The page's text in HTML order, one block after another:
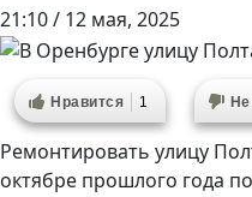
21:10 / 12 мая, 2025
Нравится 1
Ремонтировать улицу
октябре прошлого года